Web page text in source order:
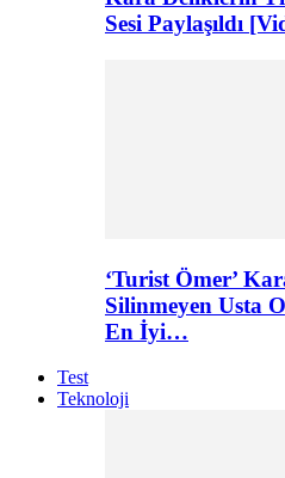
Sesi Paylaşıldı
‘Turist Ömer’
Silinmeyen Usta
En İyi…
Test
Teknoloji